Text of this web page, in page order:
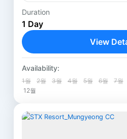
Time :
Please contact us.
Address :205-1,
Yeongdong-gun,
1 Person
Duration
1 Day
View
Availability:
1월 2월 3월 4월 5월 6월 7월
12월